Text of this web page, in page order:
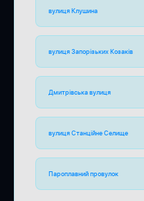
вулиця Клушина
вулиця Запорізьких Козаків
Дмитрівська вулиця
вулиця Станційне Селище
Пароплавний провулок